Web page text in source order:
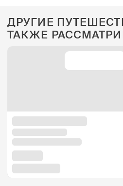
ДРУГИЕ
ТАКЖЕ